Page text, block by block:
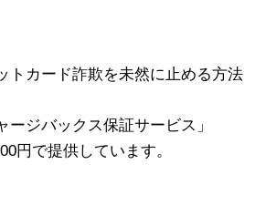
トカード詐欺を未然に止める方法
ージバックス保証サービス」
円で提供しています。